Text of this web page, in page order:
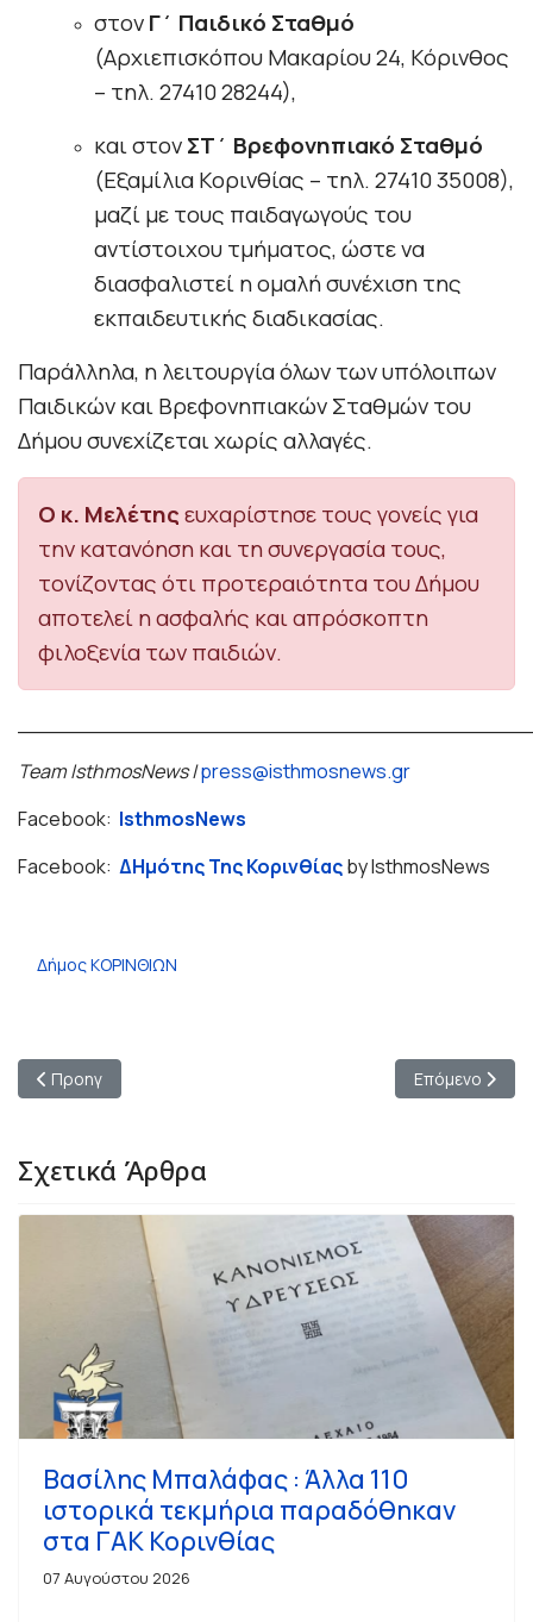
στονΓ΄ Παιδικό Σταθμό
(Αρχιεπισκόπου Μακαρίου 24, Κόρινθος
– τηλ. 27410 28244),
και στονΣΤ΄ Βρεφονηπιακό Σταθμό
(Εξαμίλια Κορινθίας – τηλ. 27410 35008),
μαζί με τους παιδαγωγούς του
αντίστοιχου τμήματος, ώστε να
διασφαλιστεί η ομαλή συνέχιση της
εκπαιδευτικής διαδικασίας.
Παράλληλα, η λειτουργία όλων των υπόλοιπων
Παιδικών και Βρεφονηπιακών Σταθμών του
Δήμου συνεχίζεται χωρίς αλλαγές.
Ο κ. Μελέτηςευχαρίστησε τους γονείς για
την κατανόηση και τη συνεργασία τους,
τονίζοντας ότι προτεραιότητα του Δήμου
αποτελεί η ασφαλής και απρόσκοπτη
φιλοξενία των παιδιών.
Team IsthmosNews |press@isthmosnews.gr
Facebook: IsthmosNews
Facebook: ΔΗμότης Της Κορινθίαςby IsthmosNews
Δήμος ΚΟΡΙΝΘΙΩΝ
Προηγούμενο άρθρο: ΔΕΘ 2025 – Ο Δήμαρχος Λουτρακίου –
Προηγ Επόμενο
Επόμενο
Σχετικά Άρθρα
Βασίλης Μπαλάφας : Άλλα 110
ιστορικά τεκμήρια παραδόθηκαν
στα ΓΑΚ Κορινθίας
07 Αυγούστου 2026